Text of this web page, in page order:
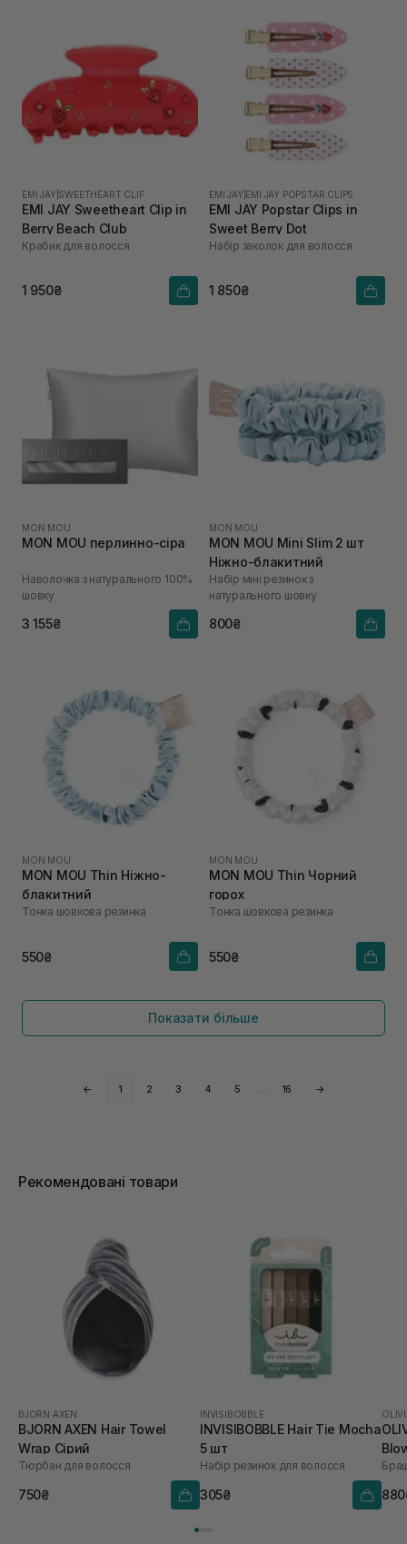
EMI JAY SWEETHEART CLIP
EMI JAY Sweetheart Clip in
Berry Beach Club
Крабик для волосся
1 950₴
EMI JAY EMI JAY POPSTAR CLIPS
EMI JAY Popstar Clips in
Sweet Berry Dot
Набір заколок для волосся
1 850₴
MON MOU
MON MOU перлинно-сіра
Наволочка з натурального 100%
шовку
3 155₴
MON MOU
MON MOU Mini Slim 2 шт
Ніжно-блакитний
Набір міні резинок з
натурального шовку
800₴
MON MOU
MON MOU Thin Ніжно-
блакитний
Тонка шовкова резинка
550₴
MON MOU
MON MOU Thin Чорний
горох
Тонка шовкова резинка
550₴
Показати більше
← 1 2 3 4 5 … 16 →
Рекомендовані товари
BJORN AXEN
BJORN AXEN Hair Towel
Wrap Сірий
Тюрбан для волосся
750₴
INVISIBOBBLE
INVISIBOBBLE Hair Tie Mocha
5 шт
Набір резинок для волосся
305₴